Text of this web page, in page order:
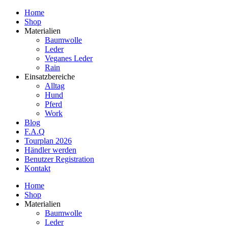
Home
Shop
Materialien
Baumwolle
Leder
Veganes Leder
Rain
Einsatzbereiche
Alltag
Hund
Pferd
Work
Blog
F.A.Q
Tourplan 2026
Händler werden
Benutzer Registration
Kontakt
Home
Shop
Materialien
Baumwolle
Leder